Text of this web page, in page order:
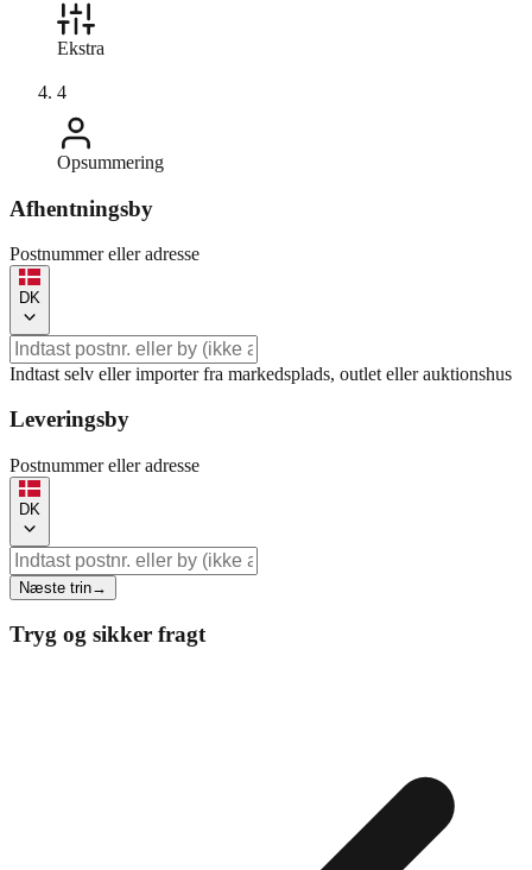
Ekstra
4
Opsummering
Afhentningsby
Postnummer eller adresse
DK
Indtast selv eller importer fra markedsplads, outlet eller auktionshus
Leveringsby
Postnummer eller adresse
DK
Næste trin→
Tryg og sikker fragt